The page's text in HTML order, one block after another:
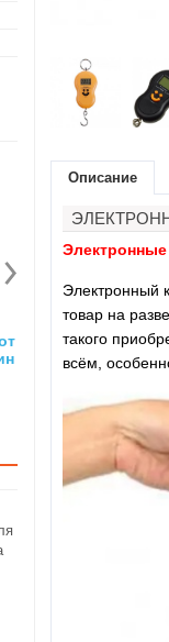
Суперсильный
магнит
Описание
Электронный
товар на
такого
всём,